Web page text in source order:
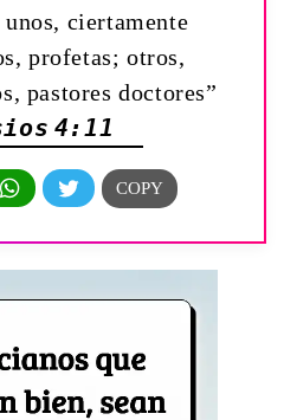
ciertamente
profetas; otros,
pastores doctores”
4:11